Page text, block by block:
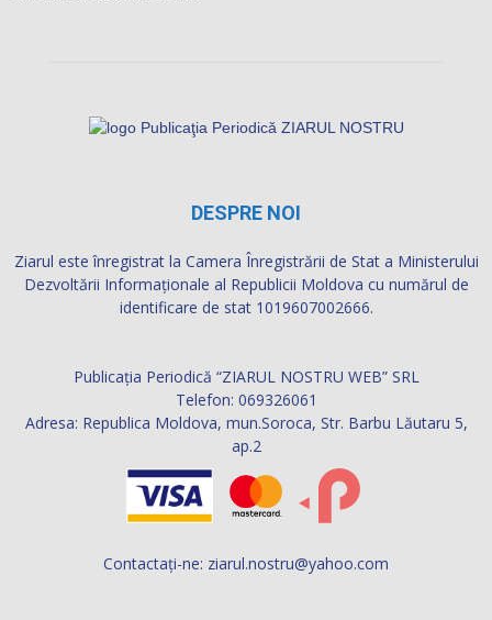
DESPRE NOI
Ziarul este înregistrat la Camera Înregistrării de Stat a Ministerului
Dezvoltării Informaţionale al Republicii Moldova cu numărul de
identificare de stat 1019607002666.
Publicația Periodică “ZIARUL NOSTRU WEB” SRL
Telefon: 069326061
Adresa: Republica Moldova, mun.Soroca, Str. Barbu Lăutaru 5,
ap.2
Contactați-ne: ziarul.nostru@yahoo.com